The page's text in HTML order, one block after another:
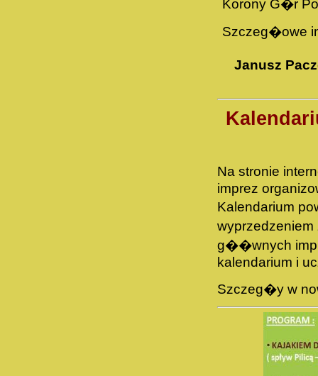
Korony G�r
Szczeg�owe
Janusz
Na stronie
imprez
Kalendarium
g��wnych
kalendarium i
Szczeg�y w